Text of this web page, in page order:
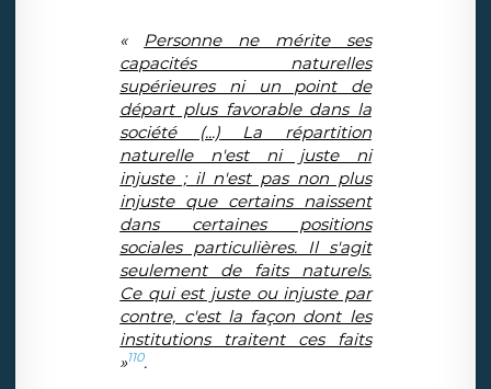
«
Personne ne mérite ses
capacités naturelles
supérieures ni un point de
départ plus favorable dans la
société (...) La répartition
naturelle n'est ni juste ni
injuste ; il n'est pas non plus
injuste que certains naissent
dans certaines positions
sociales particulières. Il s'agit
seulement de faits naturels.
Ce qui est juste ou injuste par
contre, c'est la façon dont les
institutions traitent ces faits
»110.